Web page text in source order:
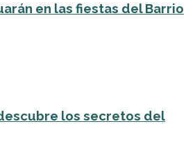
en las fiestas del Barrio
los secretos del